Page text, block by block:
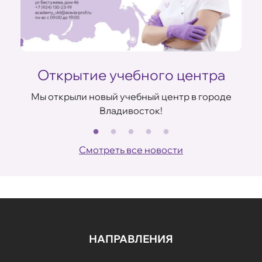
Открытие учебного центра
Мы открыли новый учебный центр в городе
Владивосток!
Смотреть все новости
НАПРАВЛЕНИЯ